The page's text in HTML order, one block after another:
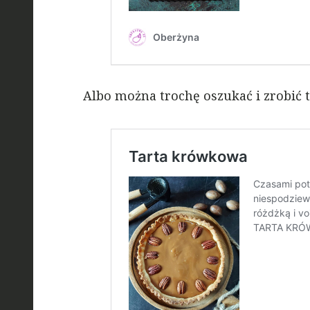
Albo można trochę oszukać i zrobić